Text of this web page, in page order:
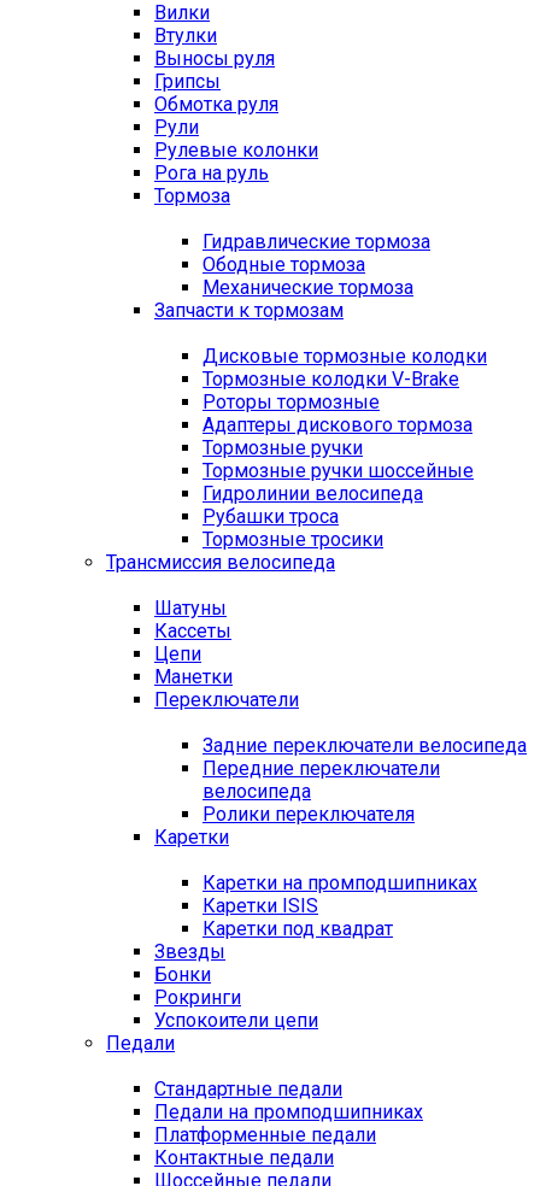
Вилки
Втулки
Выносы руля
Грипсы
Обмотка руля
Рули
Рулевые колонки
Рога на руль
Тормоза
Гидравлические тормоза
Ободные тормоза
Механические тормоза
Запчасти к тормозам
Дисковые тормозные колодки
Тормозные колодки V-Brake
Роторы тормозные
Адаптеры дискового тормоза
Тормозные ручки
Тормозные ручки шоссейные
Гидролинии велосипеда
Рубашки троса
Тормозные тросики
Трансмиссия велосипеда
Шатуны
Кассеты
Цепи
Манетки
Переключатели
Задние переключатели велосипеда
Передние переключатели
велосипеда
Ролики переключателя
Каретки
Каретки на промподшипниках
Каретки ISIS
Каретки под квадрат
Звезды
Бонки
Рокринги
Успокоители цепи
Педали
Стандартные педали
Педали на промподшипниках
Платформенные педали
Контактные педали
Шоссейные педали